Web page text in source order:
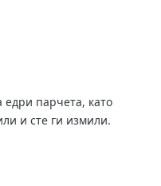
парчета, като
и сте ги измили.